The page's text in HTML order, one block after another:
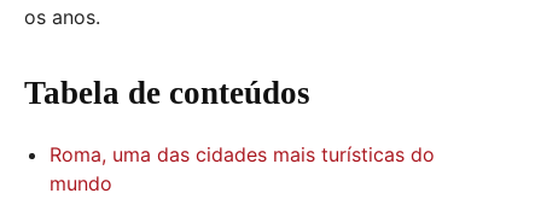
os anos.
Tabela de conteúdos
Roma, uma das cidades mais turísticas do
mundo